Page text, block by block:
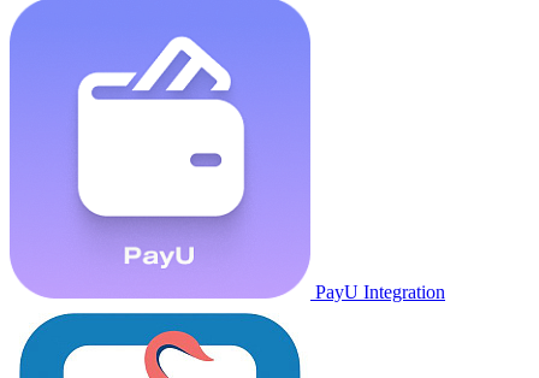
PayU Integration